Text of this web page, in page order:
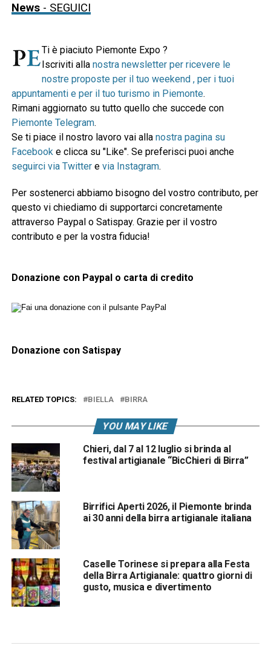
News- SEGUICI
Ti è piaciuto Piemonte Expo ?
Iscriviti alla nostra newsletter per ricevere le
nostre proposte per il tuo weekend , per i tuoi
appuntamenti e per il tuo turismo in Piemonte.
Rimani aggiornato su tutto quello che succede con
Piemonte Telegram.
Se ti piace il nostro lavoro vai alla nostra pagina su
Facebook e clicca su "Like". Se preferisci puoi anche
seguirci via Twittere via Instagram.
Per sostenerci abbiamo bisogno del vostro contributo, per
questo vi chiediamo di supportarci concretamente
attraverso Paypal o Satispay. Grazie per il vostro
contributo e per la vostra fiducia!
Donazione con Paypal o carta di credito
Donazione con Satispay
RELATED TOPICS: BIELLA BIRRA
YOU MAY LIKE
Chieri, dal 7 al 12 luglio si brinda al
festival artigianale “BicChieri di Birra”
Birrifici Aperti 2026, il Piemonte brinda
ai 30 anni della birra artigianale italiana
Caselle Torinese si prepara alla Festa
della Birra Artigianale: quattro giorni di
gusto, musica e divertimento